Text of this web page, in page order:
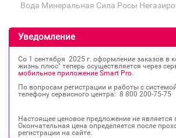
Вода Минеральная Сила Росы
Уведомление
Со 1 сентября 2025 г. оформление заказов в
жизнь плюс" теперь осуществляется через
мобильное приложение Smart Pro.
По вопросам регистрации и работы с
телефону сервисного центра: 8 800 200‐75‐75
Настоящее ценовое предложение не является
Окончательная цена определяется после
регистрации на сайте.